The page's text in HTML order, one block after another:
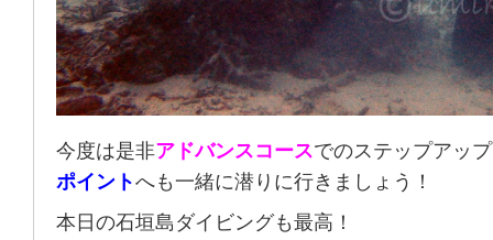
今度は是非アドバンスコースでのステップアッ
ポイントへも一緒に潜りに行きましょう！
本日の石垣島ダイビングも最高！